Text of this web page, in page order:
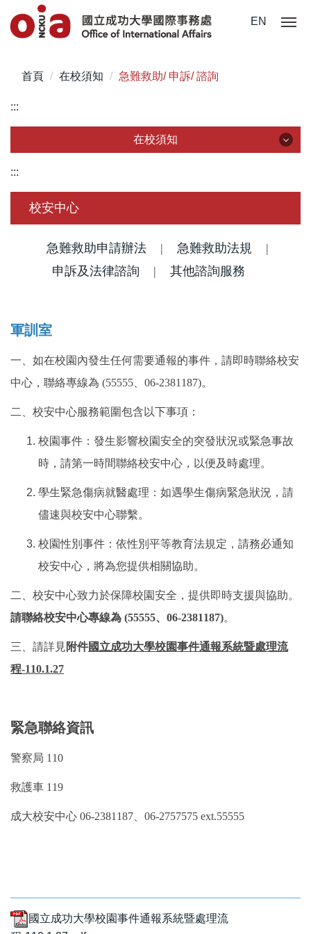
到
區
EN
首頁 在校須知 急難救助/ 申訴/ 諮詢
:::
在校須知
簽證/ 居留證/ 入臺證件
註冊/ 報到/ 體檢
轉系/選課須知及請假
中文特別班
住宿資訊及生活費用參考
校園地圖
境外學生會與社團
成績單/ 證書/ 離校手續
CareerNavigator 成/引蝶計畫
:::
校安中心
急難救助申請辦法| 急難救助法規 |
申訴及法律諮詢 | 其他諮詢服務
軍訓室
一、如在校園內發生任何需要通報的事件，請即時聯絡校安
中心，聯絡專線為 (55555、06-2381187)。
二、校安中心服務範圍包含以下事項：
校園事件：發生影響校園安全的突發狀況或緊急事故
時，請第一時間聯絡校安中心，以便及時處理。
學生緊急傷病就醫處理：如遇學生傷病緊急狀況，請
儘速與校安中心聯繫。
校園性別事件：依性別平等教育法規定，請務必通知
校安中心，將為您提供相關協助。
二、校安中心致力於保障校園安全，提供即時支援與協助。
請聯絡校安中心專線為 (55555、06-2381187)。
三、請詳見附件國立成功大學校園事件通報系統暨處理流
程-110.1.27
緊急聯絡資訊
警察局 110
救護車 119
成大校安中心 06-2381187、06-2757575 ext.55555
國立成功大學校園事件通報系統暨處理流